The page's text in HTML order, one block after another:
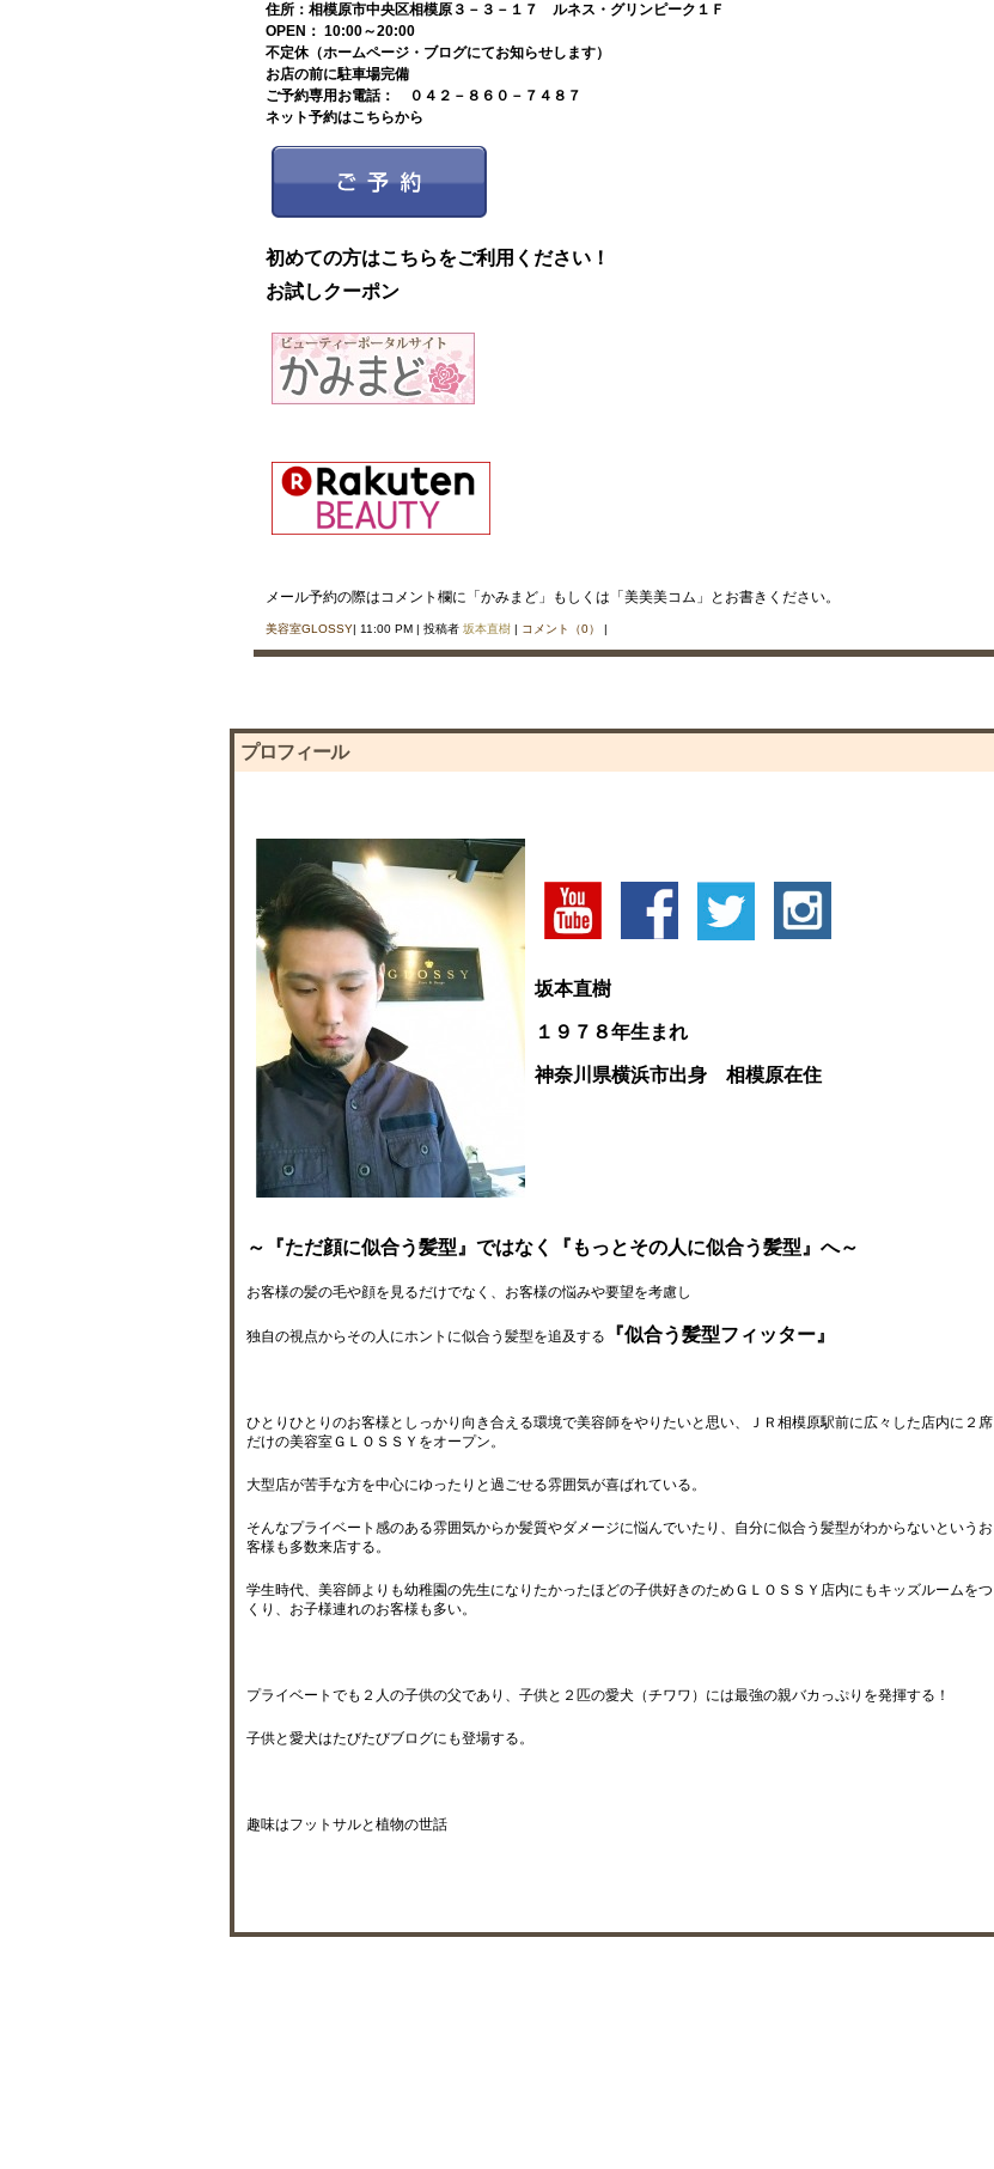
住所：相模原市中央区相模原３－３－１７ ルネス・グリンピーク１Ｆ
OPEN： 10:00～20:00
不定休（ホームページ・ブログにてお知らせします）
お店の前に駐車場完備
ご予約専用お電話： ０４２－８６０－７４８７
ネット予約はこちらから
初めての方はこちらをご利用ください！
お試しクーポン
メール予約の際はコメント欄に「かみまど」もしくは「美美美コム」とお書きください。
美容室GLOSSY| 11:00 PM | 投稿者 坂本直樹 | コメント（0） |
プロフィール
坂本直樹
１９７８年生まれ
神奈川県横浜市出身 相模原在住
～『ただ顔に似合う髪型』ではなく『もっとその人に似合う髪型』へ～
お客様の髪の毛や顔を見るだけでなく、お客様の悩みや要望を考慮し
独自の視点からその人にホントに似合う髪型を追及する 『似合う髪型フィッター』
ひとりひとりのお客様としっかり向き合える環境で美容師をやりたいと思い、ＪＲ相模原駅前に広々した店内に２席
だけの美容室ＧＬＯＳＳＹをオープン。
大型店が苦手な方を中心にゆったりと過ごせる雰囲気が喜ばれている。
そんなプライベート感のある雰囲気からか髪質やダメージに悩んでいたり、自分に似合う髪型がわからないというお
客様も多数来店する。
学生時代、美容師よりも幼稚園の先生になりたかったほどの子供好きのためＧＬＯＳＳＹ店内にもキッズルームをつ
くり、お子様連れのお客様も多い。
プライベートでも２人の子供の父であり、子供と２匹の愛犬（チワワ）には最強の親バカっぷりを発揮する！
子供と愛犬はたびたびブログにも登場する。
趣味はフットサルと植物の世話